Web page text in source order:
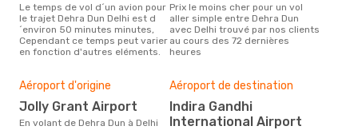
Le temps de vol d´un avion pour
le trajet Dehra Dun Delhi est d
´environ 50 minutes minutes,
Cependant ce temps peut varier
en fonction d'autres eléments.
Prix le moins cher pour un vol
aller simple entre Dehra Dun
avec Delhi trouvé par nos clients
au cours des 72 dernières
heures
Aéroport d'origine
Jolly Grant Airport
En volant de Dehra Dun à Delhi
Aéroport de destination
Indira Gandhi
International Airport